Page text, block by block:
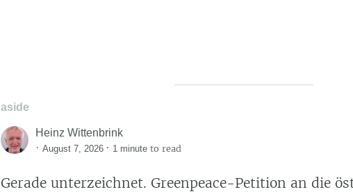
aside
Heinz Wittenbrink
· August 7, 2026 · 1 minute to read
Gerade unterzeichnet. Greenpeace-Petition an die